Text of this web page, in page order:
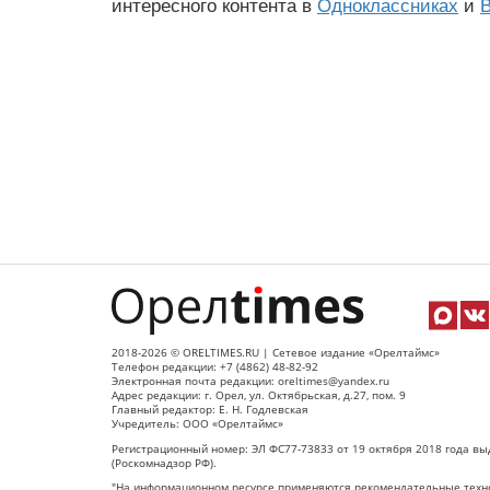
интересного контента в Одноклассниках и
2018-2026 © ORELTIMES.RU | Сетевое издание «Орелтаймс»
Телефон редакции: +7 (4862) 48-82-92
Электронная почта редакции: oreltimes@yandex.ru
Адрес редакции: г. Орел, ул. Октябрьская, д.27, пом. 9
Главный редактор: Е. Н. Годлевская
Учредитель: ООО «Орелтаймс»
Регистрационный номер: ЭЛ ФС77-73833 от 19 октября 2018 года
(Роскомнадзор РФ).